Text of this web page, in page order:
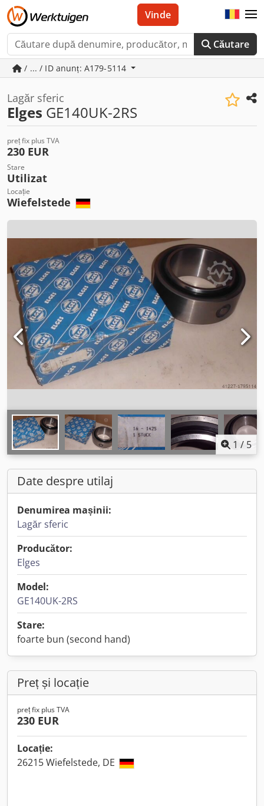
Căutare
Vinde
/ ... / ID anunț: A179-5114
Lagăr sferic
Elges GE140UK-2RS
preț fix plus TVA
230 EUR
Stare
Utilizat
Locație
Wiefelstede
1 / 5
Date despre utilaj
Denumirea mașinii:
Lagăr sferic
Producător:
Elges
Model:
GE140UK-2RS
Stare:
foarte bun (second hand)
Preț și locație
preț fix plus TVA
230 EUR
Locație:
26215 Wiefelstede, DE